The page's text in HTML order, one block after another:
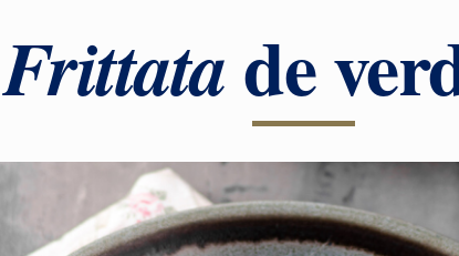
Frittatade